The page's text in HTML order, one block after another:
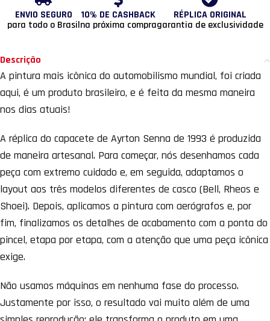
ENVIO SEGURO
para todo o Brasil
10% DE CASHBACK
na próxima compra
RÉPLICA ORIGINAL
garantia de exclusividade
Descrição
A pintura mais icônica do automobilismo mundial, foi criada
aqui, é um produto brasileiro, e é feita da mesma maneira
nos dias atuais!
A réplica do capacete de Ayrton Senna de 1993 é produzida
de maneira artesanal. Para começar, nós desenhamos cada
peça com extremo cuidado e, em seguida, adaptamos o
layout aos três modelos diferentes de casco (Bell, Rheos e
Shoei). Depois, aplicamos a pintura com aerógrafos e, por
fim, finalizamos os detalhes de acabamento com a ponta do
pincel, etapa por etapa, com a atenção que uma peça icônica
exige.
Não usamos máquinas em nenhuma fase do processo.
Justamente por isso, o resultado vai muito além de uma